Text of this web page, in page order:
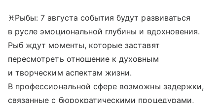
♓Рыбы: 7 августа события будут развиваться
в русле эмоциональной глубины и вдохновения.
Рыб ждут моменты, которые заставят
пересмотреть отношение к духовным
и творческим аспектам жизни.
В профессиональной сфере возможны задержки,
связанные с бюрократическими процедурами,